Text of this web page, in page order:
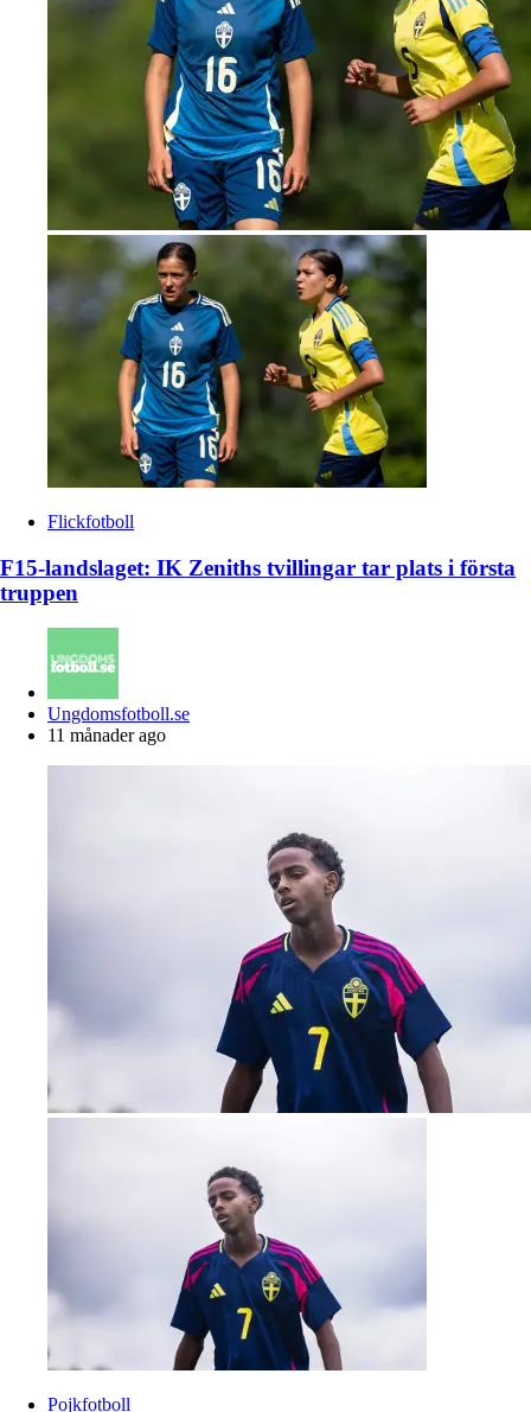
Flickfotboll
F15-landslaget: IK Zeniths tvillingar tar plats i första
truppen
Posted
by
Ungdomsfotboll.se
11 månader ago
Pojkfotboll